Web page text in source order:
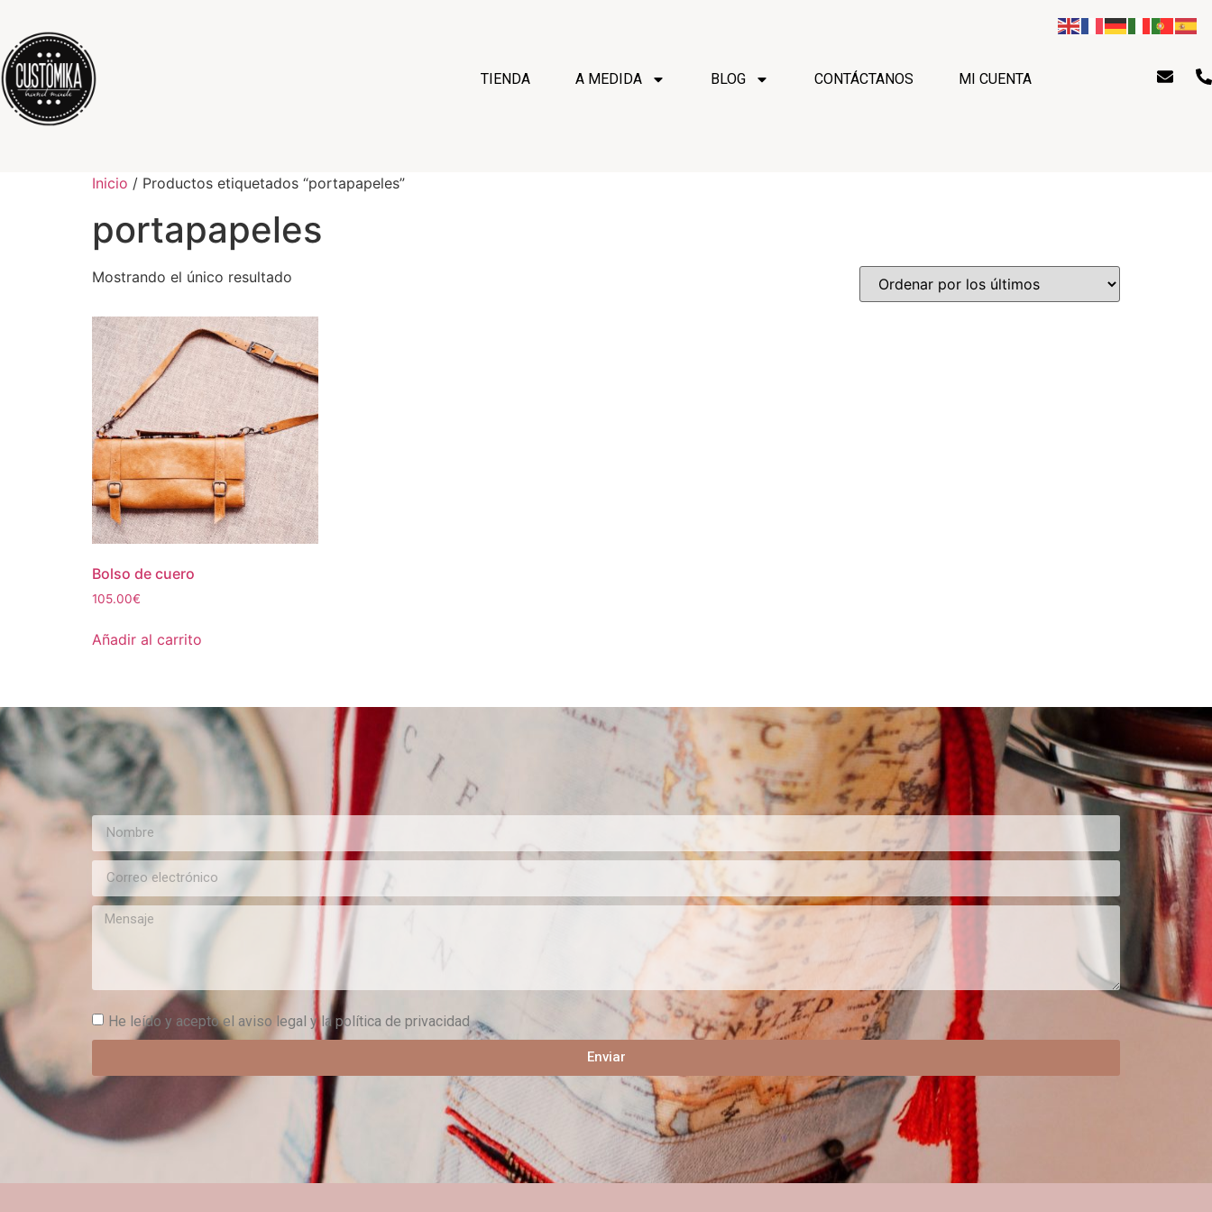
TIENDA A MEDIDA BLOG CONTÁCTANOS MI CUENTA
Inicio / Productos etiquetados “portapapeles”
portapapeles
Mostrando el único resultado
Bolso de cuero
105.00€
Añadir al carrito
He leído y acepto el aviso legal y la política de privacidad
Enviar